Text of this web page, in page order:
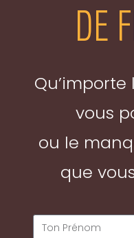
DE
vous
ou le
que